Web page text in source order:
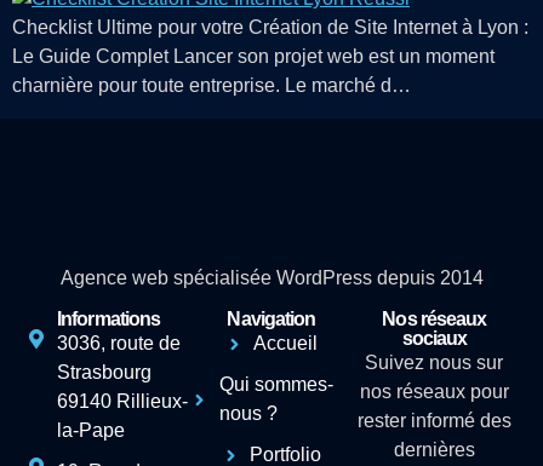
Checklist Ultime pour votre Création de Site Internet à Lyon :
Le Guide Complet Lancer son projet web est un moment
charnière pour toute entreprise. Le marché d…
Agence web spécialisée WordPress depuis 2014
Informations
3036, route de
Strasbourg
69140 Rillieux-
la-Pape
Navigation
Accueil
Qui sommes-
nous ?
Portfolio
Nos réseaux
sociaux
Suivez nous sur
nos réseaux pour
rester informé des
dernières